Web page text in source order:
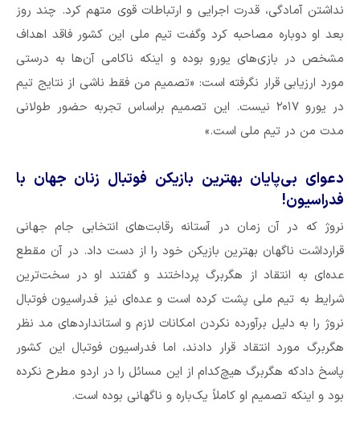
نداشتن آمادگی، قدرت اجرایی و ارتباطات قوی متهم کرد. چند روز
بعد او دوباره مصاحبه کرد وگفت تیم ملی این کشور فاقد اهداف
مشخص در بازی‌های یورو بوده و اینکه ناکامی آن‌ها به درستی
مورد ارزیابی قرار نگرفته است: «تصمیم من فقط ناشی از نتایج تیم
در یورو ۲۰۱۷ نیست. این تصمیم براساس تجربه حضور طولانی
مدت من در تیم ملی است.»
دعوای بی‌پایان بهترین بازیکن فوتبال زنان جهان با
فدراسیون!
نروژ که در آن زمان در آستانه رقابت‌های انتخابی جام جهانی
قرارداشت ناگهان بهترین بازیکن خود را از دست داد. در آن مقطع
عده‌ای به انتقاد از هگربرگ پرداختند و گفتند او در سخت‌ترین
شرایط به تیم ملی پشت کرده است و عده‌ای نیز فدراسیون فوتبال
نروژ را به دلیل برآورده نکردن امکانات لازم و استاندارد‌های مد نظر
هگربرگ مورد انتقاد قرار دادند، اما فدراسیون فوتبال این کشور
پاسخ دادکه هگربرگ هیچ‌کدام از این مسائل را در اردو مطرح نکرده
بود و اینکه تصمیم او کاملاً یک‌باره و ناگهانی بوده است.